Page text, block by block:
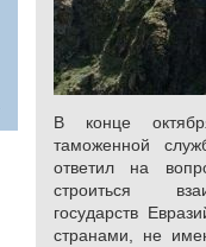
В конце
таможенной
ответил на
строиться
государств
странами, не